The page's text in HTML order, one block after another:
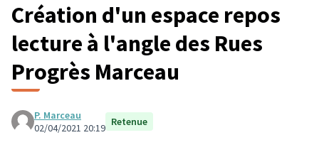
Création d'un espace repos
lecture à l'angle des Rues
Progrès Marceau
P. Marceau
02/04/2021 20:19 Retenue